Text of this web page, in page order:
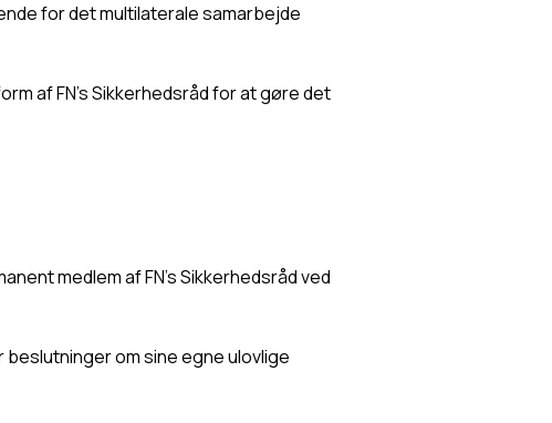
for det multilaterale samarbejde
af FN's Sikkerhedsråd for at gøre det
medlem af FN's Sikkerhedsråd ved
om sine egne ulovlige